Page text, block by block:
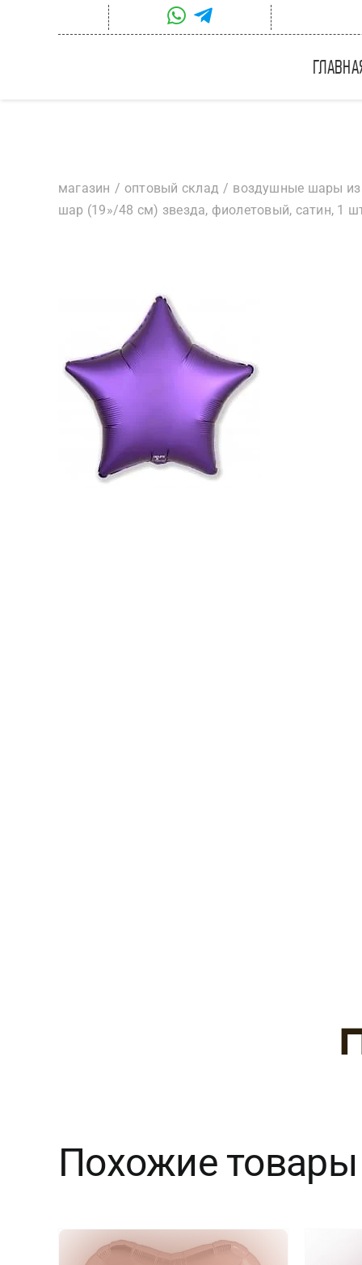
магазин оптовый склад воздушные шары из
шар (19»/48 см) звезда, фиолетовый, сатин, 1
Похожие товары